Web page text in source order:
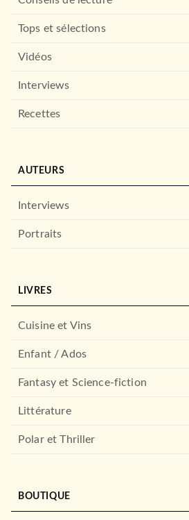
BIOGRAPHIES / MÉMOIRES
JC LATTÈS
Tops et sélections
Vidéos
Interviews
Recettes
AUTEURS
Interviews
Portraits
LIVRES
Cuisine et Vins
Enfant / Ados
Fantasy et Science-fiction
Littérature
Polar et Thriller
BOUTIQUE